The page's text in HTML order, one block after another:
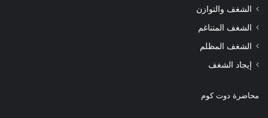
الشغف والتوازن
الشغف المتناغم
الشغف المظلم
إيجاد الشغف
محاضرة دوت كوم